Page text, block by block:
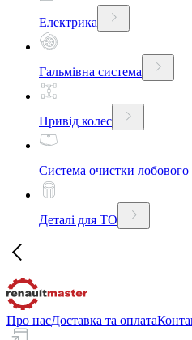
Електрика
Гальмівна система
Привід колес
Система очистки лобового
Деталі для ТО
Про насДоставка та оплата